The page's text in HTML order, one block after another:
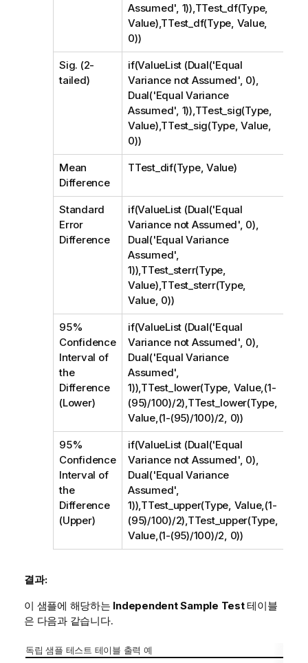
Assumed', 1)),TTest_df(Type,
Value),TTest_df(Type, Value,
0))
Sig. (2-
tailed)
if(ValueList (Dual('Equal
Variance not Assumed', 0),
Dual('Equal Variance
Assumed', 1)),TTest_sig(Type,
Value),TTest_sig(Type, Value,
0))
Mean
Difference
TTest_dif(Type, Value)
Standard
Error
Difference
if(ValueList (Dual('Equal
Variance not Assumed', 0),
Dual('Equal Variance
Assumed',
1)),TTest_sterr(Type,
Value),TTest_sterr(Type,
Value, 0))
95%
Confidence
Interval of
the
Difference
(Lower)
if(ValueList (Dual('Equal
Variance not Assumed', 0),
Dual('Equal Variance
Assumed',
1)),TTest_lower(Type, Value,(1-
(95)/100)/2),TTest_lower(Type,
Value,(1-(95)/100)/2, 0))
95%
Confidence
Interval of
the
Difference
(Upper)
if(ValueList (Dual('Equal
Variance not Assumed', 0),
Dual('Equal Variance
Assumed',
1)),TTest_upper(Type, Value,(1-
(95)/100)/2),TTest_upper(Type,
Value,(1-(95)/100)/2, 0))
결과:
이 샘플에 해당하는 Independent Sample Test테이블
은 다음과 같습니다.
독립 샘플 테스트 테이블 출력 예